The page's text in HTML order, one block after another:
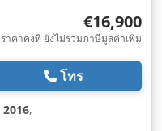
€16,900
ราคาคงที่ ยังไม่รวมภาษีมูลค่าเพิ่ม
โทร
2016,